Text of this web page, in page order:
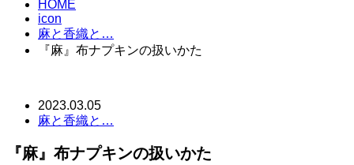
HOME
icon
麻と香織と…
『麻』布ナプキンの扱いかた
2023.03.05
麻と香織と…
『麻』布ナプキンの扱いかた